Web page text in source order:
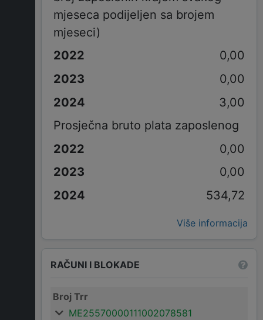
mjeseca podijeljen sa brojem
mjeseci)
0,00
0,00
3,00
Prosječna bruto plata zaposlenog
0,00
0,00
534,72
Više informacija
RAČUNI I BLOKADE
Broj Trr
ME25570000111002078581